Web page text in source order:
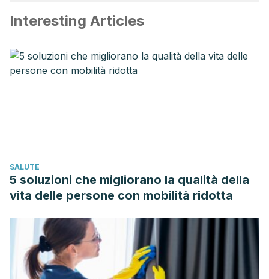
Interesting Articles
SALUTE
5 soluzioni che migliorano la qualità della
vita delle persone con mobilità ridotta